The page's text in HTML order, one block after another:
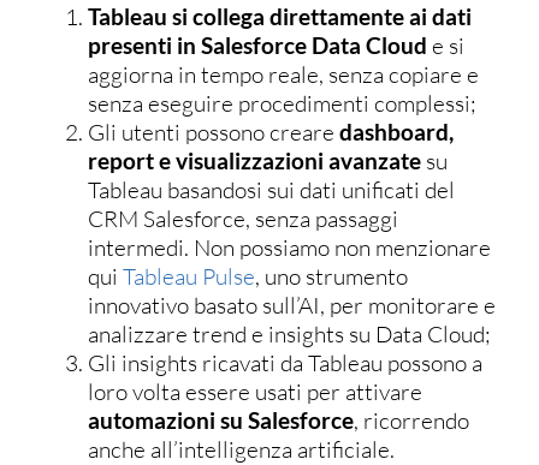
Tableau si collega direttamente ai dati
presenti in Salesforce Data Cloud e si
aggiorna in tempo reale, senza copiare e
senza eseguire procedimenti complessi;
Gli utenti possono creare dashboard,
report e visualizzazioni avanzate su
Tableau basandosi sui dati unificati del
CRM Salesforce, senza passaggi
intermedi. Non possiamo non menzionare
qui Tableau Pulse, uno strumento
innovativo basato sull’AI, per monitorare e
analizzare trend e insights su Data Cloud;
Gli insights ricavati da Tableau possono a
loro volta essere usati per attivare
automazioni su Salesforce, ricorrendo
anche all’intelligenza artificiale.